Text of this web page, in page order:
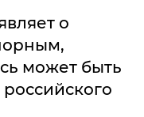
о
может быть